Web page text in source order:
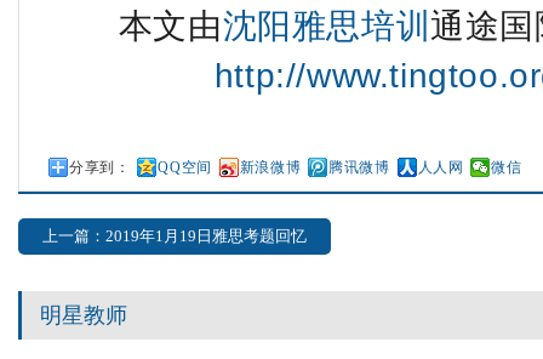
本文由沈阳雅思培训 通途
http://
分享到： QQ空间 新浪微博 腾讯微博 人人网 微信
上一篇：2019年1月19日雅思考题回忆
明星教师